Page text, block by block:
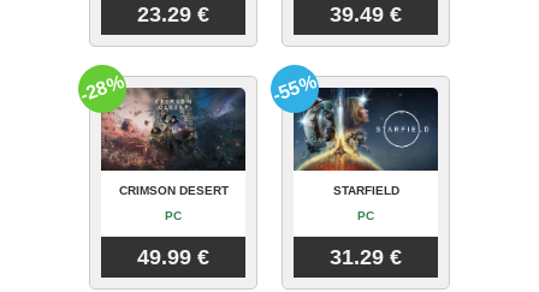
23.29 € 39.49 €
CRIMSON DESERT
PC
49.99 €
-28%
STARFIELD
PC
31.29 €
-55%